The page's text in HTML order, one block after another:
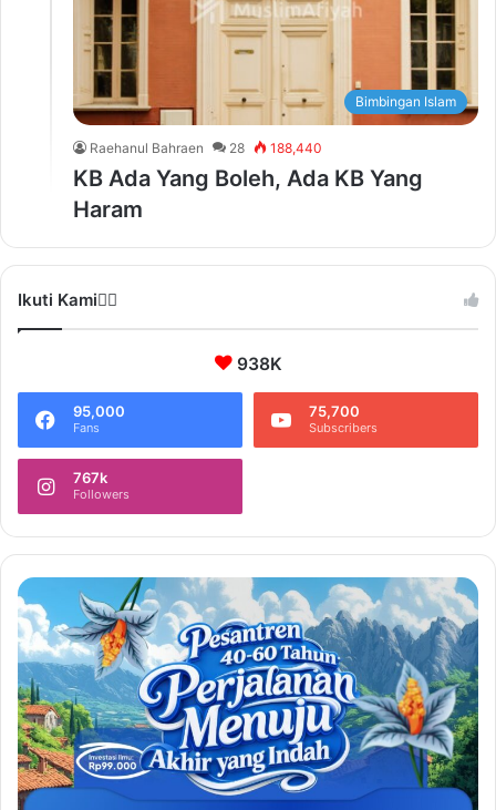
Bimbingan Islam
Raehanul Bahraen 28 188,440
KB Ada Yang Boleh, Ada KB Yang
Haram
Ikuti Kami❤️‍🔥
938K
95,000
Fans
75,700
Subscribers
767k
Followers